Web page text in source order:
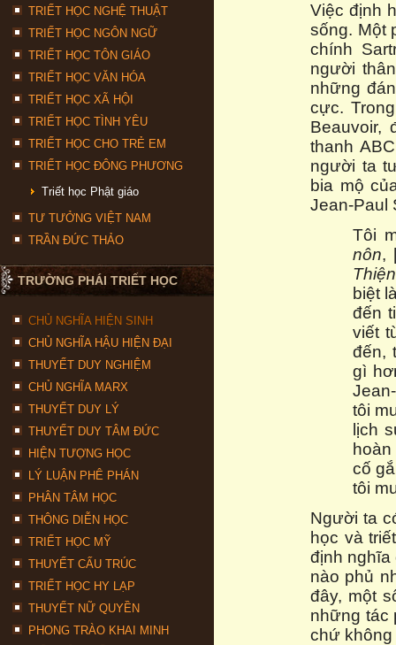
TRIẾT HỌC NGHỆ THUẬT
TRIẾT HỌC NGÔN NGỮ
TRIẾT HỌC TÔN GIÁO
TRIẾT HỌC VĂN HÓA
TRIẾT HỌC XÃ HỘI
TRIẾT HỌC TÌNH YÊU
TRIẾT HỌC CHO TRẺ EM
TRIẾT HỌC ĐÔNG PHƯƠNG
Triết học Phật giáo
TƯ TƯỞNG VIỆT NAM
TRẦN ĐỨC THẢO
TRƯỜNG PHÁI TRIẾT HỌC
CHỦ NGHĨA HIỆN SINH
CHỦ NGHĨA HẬU HIỆN ĐẠI
THUYẾT DUY NGHIỆM
CHỦ NGHĨA MARX
THUYẾT DUY LÝ
THUYẾT DUY TÂM ĐỨC
HIỆN TƯỢNG HỌC
LÝ LUẬN PHÊ PHÁN
PHÂN TÂM HỌC
THÔNG DIỄN HỌC
TRIẾT HỌC MỸ
THUYẾT CẤU TRÚC
TRIẾT HỌC HY LẠP
THUYẾT NỮ QUYỀN
PHONG TRÀO KHAI MINH
Việc định
sống. Một
chính
người
những
cực.
Beauvoir,
thanh
người ta
bia mộ
Jean-Paul
Tôi
nôn,
biệt
đến
viết
đến,
gì
tôi
lịch
cố
tôi
Người ta
học và
định nghĩa
nào phủ
đây, một
những tác
chứ không